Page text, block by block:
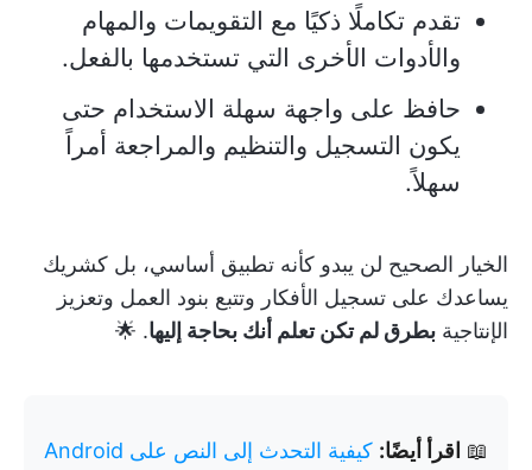
تقدم تكاملًا ذكيًا مع التقويمات والمهام
والأدوات الأخرى التي تستخدمها بالفعل.
حافظ على واجهة سهلة الاستخدام حتى
يكون التسجيل والتنظيم والمراجعة أمراً
سهلاً.
الخيار الصحيح لن يبدو كأنه تطبيق أساسي، بل كشريك
يساعدك على تسجيل الأفكار وتتبع بنود العمل وتعزيز
الإنتاجية بطرق لم تكن تعلم أنك بحاجة إليها. 🌟
📖 اقرأ أيضًا: كيفية التحدث إلى النص على Android